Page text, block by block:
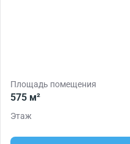
Площадь помещения
575 м²
Этаж